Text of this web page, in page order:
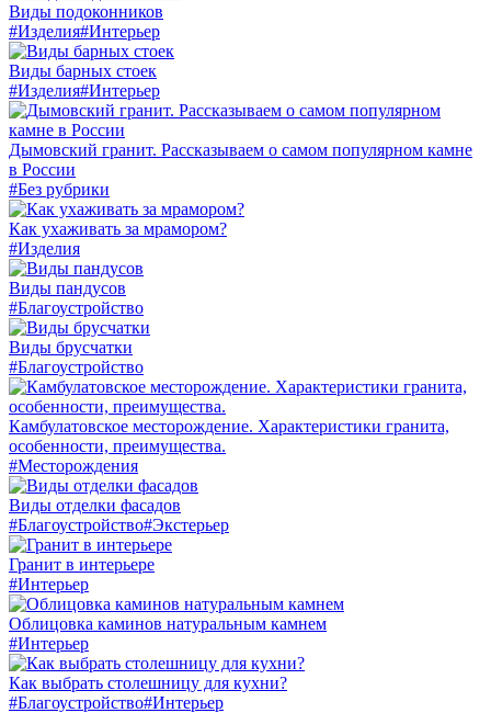
Виды подоконников
#Изделия#Интерьер
Виды барных стоек
#Изделия#Интерьер
Дымовский гранит. Рассказываем о самом популярном камне
в России
#Без рубрики
Как ухаживать за мрамором?
#Изделия
Виды пандусов
#Благоустройство
Виды брусчатки
#Благоустройство
Камбулатовское месторождение. Характеристики гранита,
особенности, преимущества.
#Месторождения
Виды отделки фасадов
#Благоустройство#Экстерьер
Гранит в интерьере
#Интерьер
Облицовка каминов натуральным камнем
#Интерьер
Как выбрать столешницу для кухни?
#Благоустройство#Интерьер